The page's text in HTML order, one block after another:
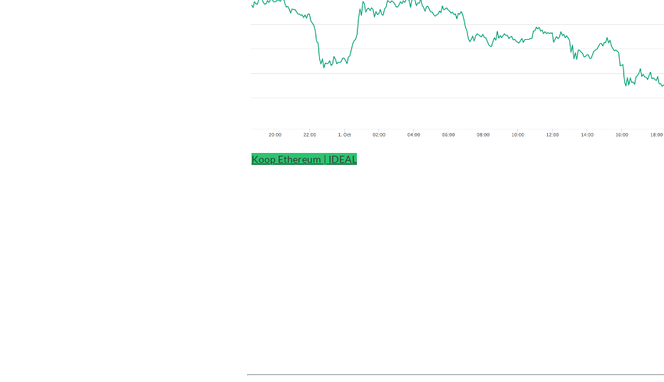
Koop Ethereum | IDEAL